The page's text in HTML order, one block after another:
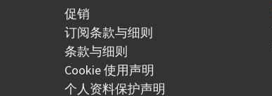
促销
订阅条款与细则
条款与细则
Cookie 使用声明
个人资料保护声明